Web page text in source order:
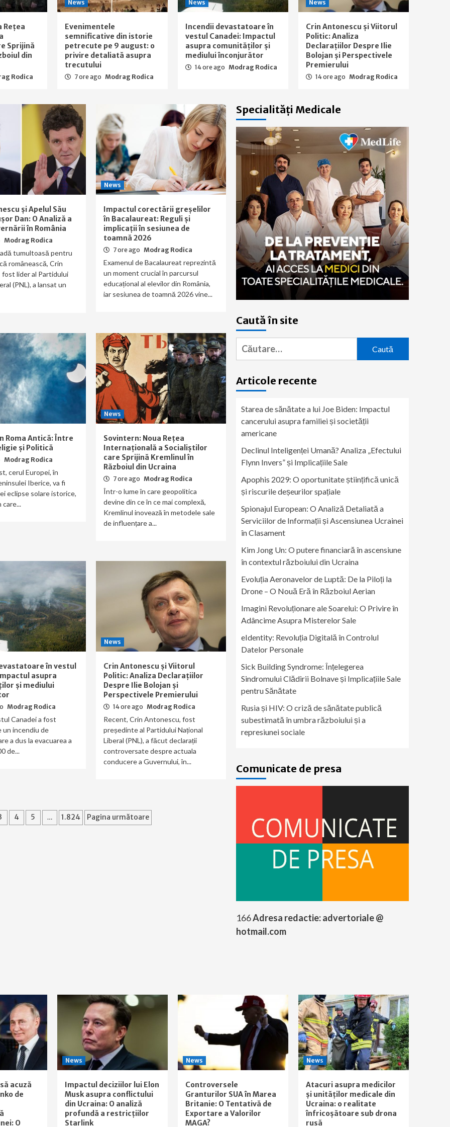
Rețea
Sprijină
din
Rodica
News
Evenimentele
semnificative din istorie
petrecute pe 9 august: o
privire detaliată asupra
trecutului
7 ore ago Modrag Rodica
News
Incendii devastatoare în
vestul Canadei: Impactul
asupra comunităților și
mediului înconjurător
14 ore ago Modrag Rodica
News
Crin Antonescu și Viitorul
Politic: Analiza
Declarațiilor Despre Ilie
Bolojan și Perspectivele
Premierului
14 ore ago Modrag Rodica
și Apelul Său
Dan: O Analiză a
în România
Modrag Rodica
tumultoasă pentru
românească, Crin
lider al Partidului
(PNL), a lansat un
News
Impactul corectării greșelilor
în Bacalaureat: Reguli și
implicații în sesiunea de
toamnă 2026
7 ore ago Modrag Rodica
Examenul de Bacalaureat reprezintă
un moment crucial în parcursul
educațional al elevilor din România,
iar sesiunea de toamnă 2026 vine...
Roma Antică: Între
și Politică
Modrag Rodica
cerul Europei, în
Iberice, va fi
eclipse solare istorice,
care...
News
Sovintern: Noua Rețea
Internațională a Socialiștilor
care Sprijină Kremlinul în
Războiul din Ucraina
7 ore ago Modrag Rodica
Într-o lume în care geopolitica
devine din ce în ce mai complexă,
Kremlinul inovează în metodele sale
de influențare a...
în vestul
asupra
și mediului
Modrag Rodica
Canadei a fost
un incendiu de
a dus la evacuarea a
de...
News
Crin Antonescu și Viitorul
Politic: Analiza Declarațiilor
Despre Ilie Bolojan și
Perspectivele Premierului
14 ore ago Modrag Rodica
Recent, Crin Antonescu, fost
președinte al Partidului Național
Liberal (PNL), a făcut declarații
controversate despre actuala
conducere a Guvernului, în...
4 5 … 1.824 Pagina următoare
Specialități Medicale
Caută în site
Caută
după:
Articole recente
Starea de sănătate a lui Joe Biden: Impactul
cancerului asupra familiei și societății
americane
Declinul Inteligenței Umană? Analiza „Efectului
Flynn Invers” și Implicațiile Sale
Apophis 2029: O oportunitate științifică unică
și riscurile deșeurilor spațiale
Spionajul European: O Analiză Detaliată a
Serviciilor de Informații și Ascensiunea Ucrainei
în Clasament
Kim Jong Un: O putere financiară în ascensiune
în contextul războiului din Ucraina
Evoluția Aeronavelor de Luptă: De la Piloți la
Drone – O Nouă Eră în Războiul Aerian
Imagini Revoluționare ale Soarelui: O Privire în
Adâncime Asupra Misterelor Sale
eIdentity: Revoluția Digitală în Controlul
Datelor Personale
Sick Building Syndrome: Înțelegerea
Sindromului Clădirii Bolnave și Implicațiile Sale
pentru Sănătate
Rusia și HIV: O criză de sănătate publică
subestimată în umbra războiului și a
represiunei sociale
Comunicate de presa
166Adresa redactie: advertoriale @
hotmail.com
acuză
de
O
News
Impactul deciziilor lui Elon
Musk asupra conflictului
din Ucraina: O analiză
profundă a restricțiilor
Starlink
News
Controversele
Granturilor SUA în Marea
Britanie: O Tentativă de
Exportare a Valorilor
MAGA?
News
Atacuri asupra medicilor
și unităților medicale din
Ucraina: o realitate
înfricoșătoare sub drona
rusă